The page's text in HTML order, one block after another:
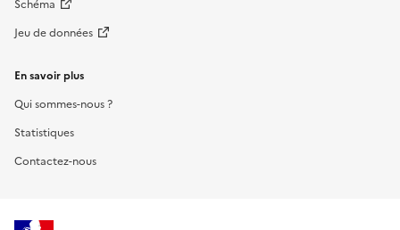
Schéma
Jeu de données
En savoir plus
Qui sommes-nous ?
Statistiques
Contactez-nous